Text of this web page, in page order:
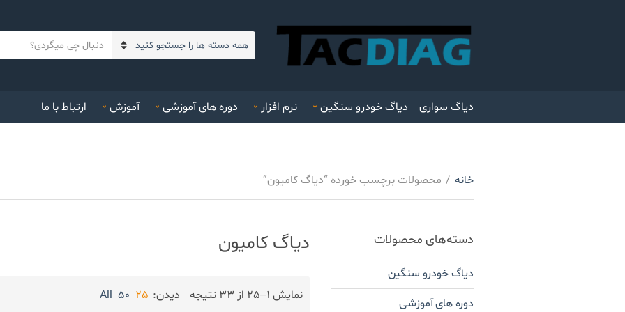
د
س
ت
س
ت
دیاگ سواری دیاگ خودرو سنگین نرم افزار دوره های آموزشی آموزش ارتباط با ما
خانه / محصولات برچسب خورده “دیاگ کامیون”
دیاگ کامیون
نمایش 1–25 از 33 نتیجه دیدن: 25
50
All
دسته‌های محصولات
دیاگ خودرو سنگین
دوره های آموزشی